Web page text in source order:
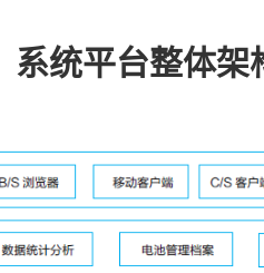
系统平台整体架